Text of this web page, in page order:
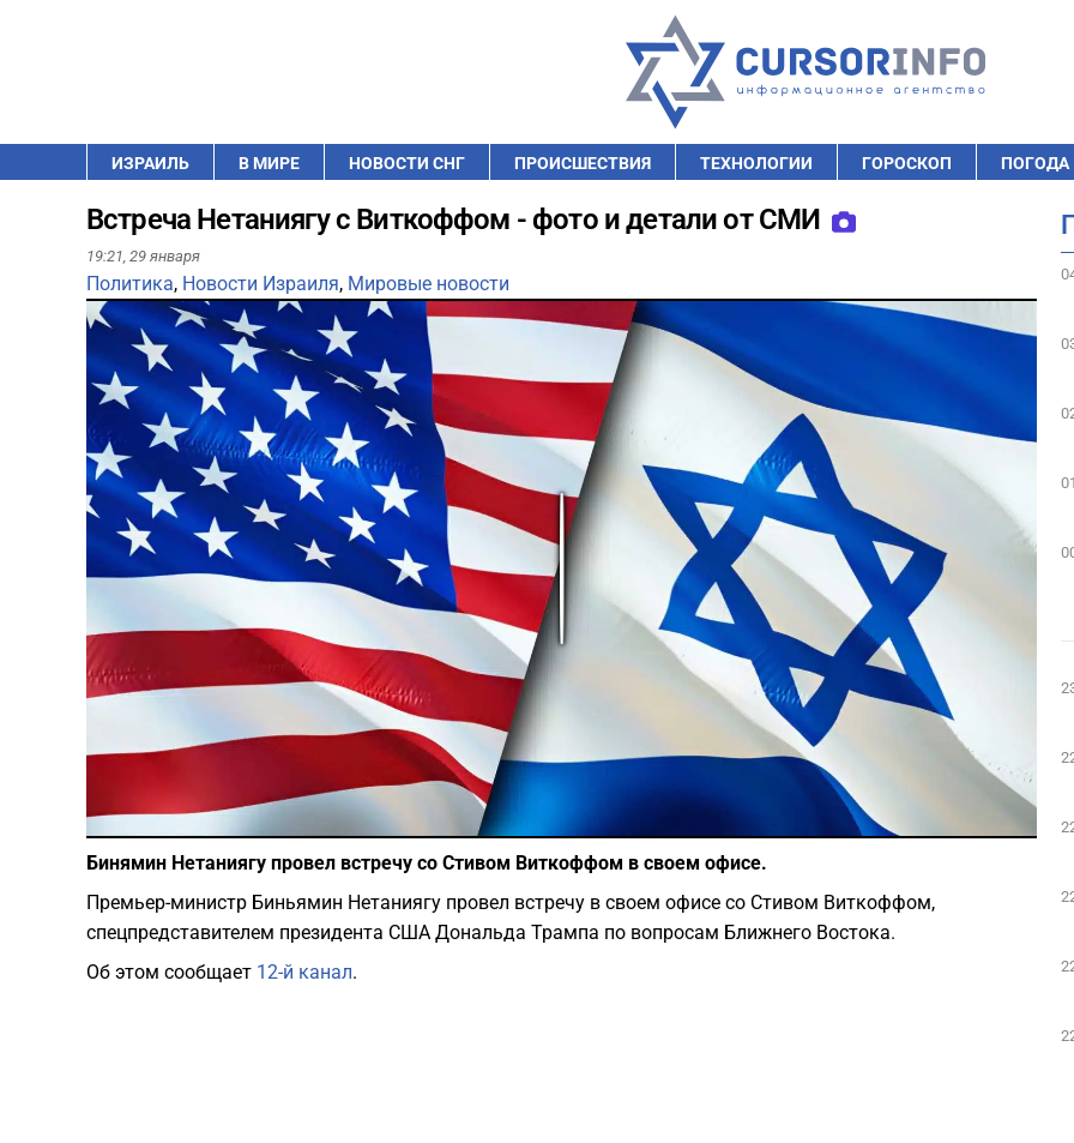
ИЗРАИЛЬ В МИРЕ НОВОСТИ СНГ ПРОИСШЕСТВИЯ ТЕХНОЛОГИИ ГОРОСКОП ПОГОДА
Встреча Нетаниягу с Виткоффом - фото и детали от СМИ
19:21, 29 января
Политика, Новости Израиля, Мировые новости
Фото: Depositphotos
Бинямин Нетаниягу провел встречу со Стивом Виткоффом в своем офисе.
Премьер-министр Биньямин Нетаниягу провел встречу в своем офисе со Стивом Виткоффом,
спецпредставителем президента США Дональда Трампа по вопросам Ближнего Востока.
Об этом сообщает 12-й канал.